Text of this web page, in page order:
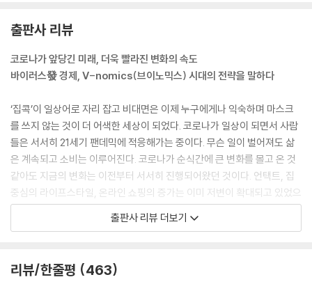
〈트렌드 코리아」 시리즈가 언급하지 못했던, 깜짝 놀랄 만큼 새로운 키워드
는 거의 없었다. 이러한 사실이 의미하는 바는 무엇일까? 코로나19와 관련
된 소비트렌드 변화를 정리하다가 중요한 사실을 깨닫게 됐다.
--- 서문 중에서
본서에서는 업종별 회복의 양상을 ① 빠른 회복을 보이는 ‘V형’ ② 상대적
으로 느리고 완만한 회복을 보이는 ‘U형’ ③ 사회적 거리두기 단계에 직접
영향을 받으며 등락을 거듭하는 ‘W형’ ④ 이미 상승 트렌드를 타고 있었는
데 코로나 사태로 가속화되는 ‘S형’ ⑤ 코로나로 일시적 특수特需를 보이
는 ‘ V(역V)형’의 다섯 유형으로 나눈다. 이러한 유형화에 영향을 주는 변
수는 첫째, 대면성이 얼마나 높으냐다. 대면성이 필수적일수록 코로나 사
대체할 수 있다. 반면, 술집이 문을 닫으면 집 앞 편의점에서 술을 사들고
출판사 리뷰
코로나가 앞당긴 미래, 더욱 빨라진 변화의 속도
바이러스發 경제, V-nomics(브이노믹스) 시대의 전략을 말하다
‘집콕’이 일상어로 자리 잡고 비대면은 이제 누구에게나 익숙하며 마스크
를 쓰지 않는 것이 더 어색한 세상이 되었다. 코로나가 일상이 되면서 사람
들은 서서히 21세기 팬데믹에 적응해가는 중이다. 무슨 일이 벌어져도 삶
은 계속되고 소비는 이루어진다. 코로나가 순식간에 큰 변화를 몰고 온 것
같아도 지금의 변화는 이전부터 서서히 진행되어왔던 것이다. 언택트, 집
중심의 라이프스타일, 온라인 쇼핑의 증가는 이미 저변이 확대되고 있었으
나 이번 사태로 그 확산 속도가 더욱 빨라졌을 뿐이다.
OY HERO를 2021의 10대 트렌드 키워드로 선정했다. 날뛰는 소를 마침
출판사 리뷰 더보기
리뷰/한줄평 463